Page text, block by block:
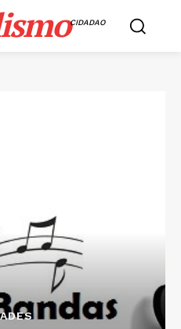
CIDADAO